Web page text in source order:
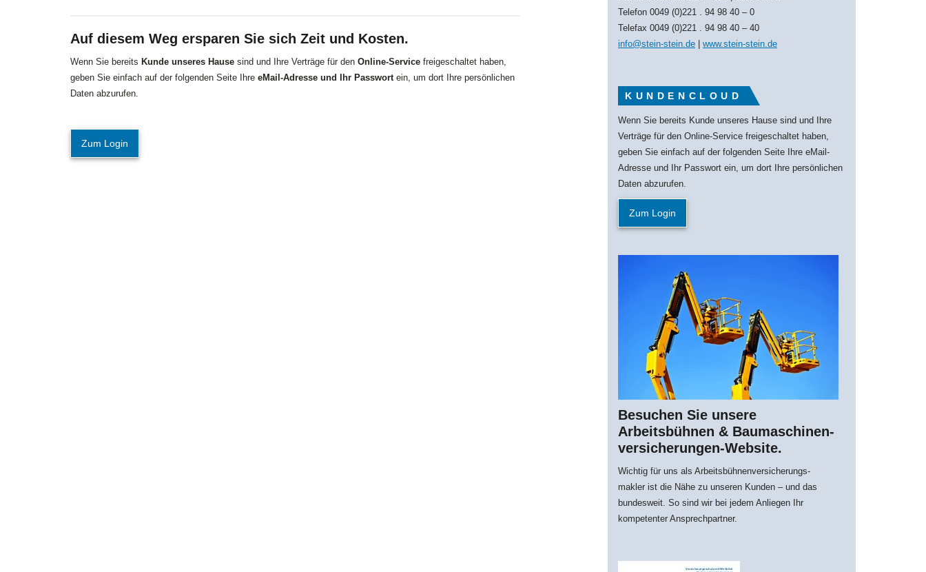
Auf diesem Weg ersparen Sie sich Zeit und Kosten.
Wenn Sie bereits Kunde unseres Hause sind und Ihre Verträge für den Online-Service freigeschaltet haben,
geben Sie einfach auf der folgenden Seite Ihre eMail-Adresse und Ihr Passwortein, um dort Ihre persönlichen
Daten abzurufen.
Zum Login
Telefon 0049 (0)221 . 94 98 40 – 0
Telefax 0049 (0)221 . 94 98 40 – 40
info@stein-stein.de
www.stein-stein.de
KUNDENCLOUD
Wenn Sie bereits Kunde unseres Hause sind und Ihre
Verträge für den Online-Service freigeschaltet haben,
geben Sie einfach auf der folgenden Seite Ihre eMail-
Adresse und Ihr Passwort ein, um dort Ihre persönlichen
Daten abzurufen.
Zum Login
Besuchen Sie unsere
Arbeitsbühnen & Bau­maschi­nen­­
versich­erungen-Website.
Wichtig für uns als Arbeitsbühnenversicherungs-
makler ist die Nähe zu unseren Kunden – und das
bundesweit. So sind wir bei jedem Anliegen Ihr
kompetenter Ansprechpartner.